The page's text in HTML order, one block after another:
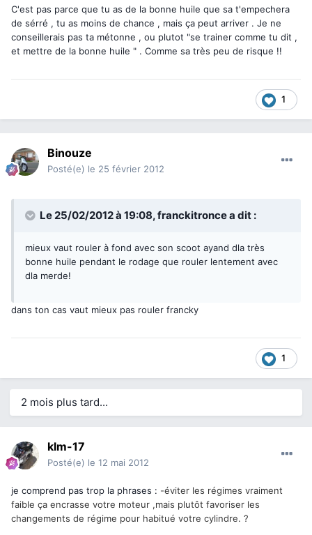
C'est pas parce que tu as de la bonne huile que sa t'empechera
de sérré , tu as moins de chance , mais ça peut arriver . Je ne
conseillerais pas ta métonne , ou plutot "se trainer comme tu dit ,
et mettre de la bonne huile " . Comme sa très peu de risque !!
1
Binouze
Posté(e) le 25 février 2012
Le 25/02/2012 à 19:08, franckitronce a dit :
mieux vaut rouler à fond avec son scoot ayand dla très
bonne huile pendant le rodage que rouler lentement avec
dla merde!
dans ton cas vaut mieux pas rouler francky
1
2 mois plus tard...
klm-17
Posté(e) le 12 mai 2012
je comprend pas trop la phrases : -éviter les régimes vraiment
faible ça encrasse votre moteur ,mais plutôt favoriser les
changements de régime pour habitué votre cylindre. ?